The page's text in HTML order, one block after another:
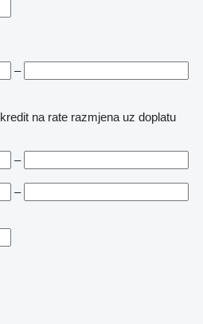
–
kredit na rate razmjena uz doplatu
–
–